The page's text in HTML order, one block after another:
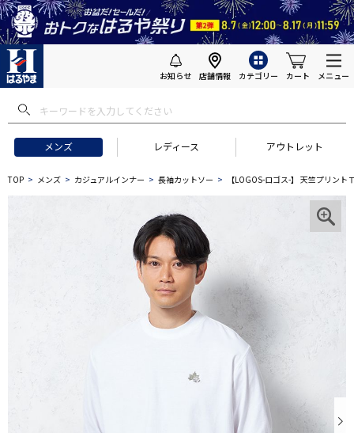
お知らせ 店舗情報 カテゴリー カート メニュー
メンズ レディース アウトレット
TOP メンズ カジュアルインナー 長袖カットソー 【LOGOS-ロゴス-】 天竺プリン